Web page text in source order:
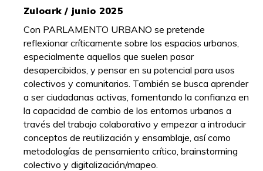
Zuloark / junio 2025
Con PARLAMENTO URBANO se pretende
reflexionar críticamente sobre los espacios urbanos,
especialmente aquellos que suelen pasar
desapercibidos, y pensar en su potencial para usos
colectivos y comunitarios. También se busca aprender
a ser ciudadanas activas, fomentando la confianza en
la capacidad de cambio de los entornos urbanos a
través del trabajo colaborativo y empezar a introducir
conceptos de reutilización y ensamblaje, así como
metodologías de pensamiento crítico, brainstorming
colectivo y digitalización/mapeo.